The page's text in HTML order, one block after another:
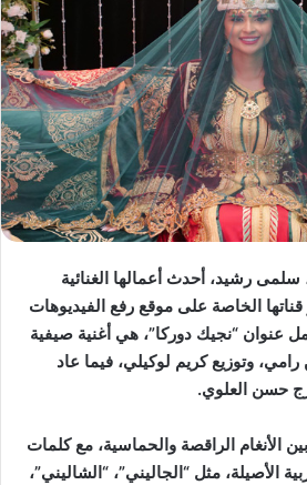
رشيد، أحدث أعمالها الغنائية
قناتها الخاصة على موقع رفع الفيديوهات
عنوان “نجيك دوركا”، هي أغنية صيفية
وتوزيع كريم لوكيلي، فيما عاد
حسن العلوي.
الأنغام الراقصة والحماسية، مع كلمات
الأصيلة، مثل “الجاليني”، “الشاليني”،